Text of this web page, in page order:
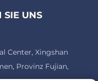
SIE UNS
Center, Xingshan
Provinz Fujian,